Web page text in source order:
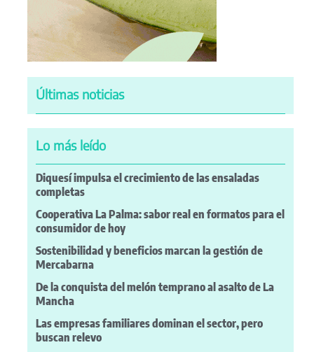
Últimas noticias
Lo más leído
Diquesí impulsa el crecimiento de las ensaladas
completas
Cooperativa La Palma: sabor real en formatos para el
consumidor de hoy
Sostenibilidad y beneficios marcan la gestión de
Mercabarna
De la conquista del melón temprano al asalto de La
Mancha
Las empresas familiares dominan el sector, pero
buscan relevo